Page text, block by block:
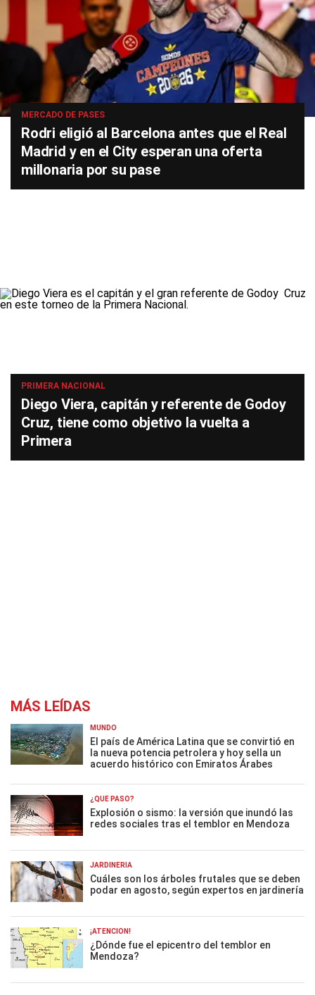
MERCADO DE PASES
Rodri eligió al Barcelona antes que el Real
Madrid y en el City esperan una oferta
millonaria por su pase
PRIMERA NACIONAL
Diego Viera, capitán y referente de Godoy
Cruz, tiene como objetivo la vuelta a
Primera
MÁS LEÍDAS
MUNDO
El país de América Latina que se convirtió en
la nueva potencia petrolera y hoy sella un
acuerdo histórico con Emiratos Árabes
¿QUÉ PASÓ?
Explosión o sismo: la versión que inundó las
redes sociales tras el temblor en Mendoza
JARDINERÍA
Cuáles son los árboles frutales que se deben
podar en agosto, según expertos en jardinería
¡ATENCIÓN!
¿Dónde fue el epicentro del temblor en
Mendoza?